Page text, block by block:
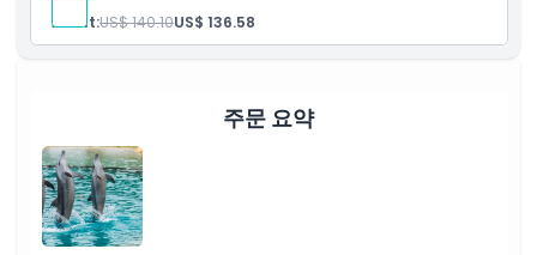
워너 브라더스 무비 월드 무제한 입장
씨월드 골드 코스트 무제한 입장​
Adult:US$ 140.10US$ 136.58
주문 요약